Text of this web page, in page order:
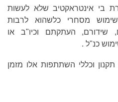
בי אינטראקטיב שלא לעשות
מסחרי כלשהוא לרבות
העתקתם וכיו"ב או
כנ"ל .
וכללי השתתפות אלו מזמן